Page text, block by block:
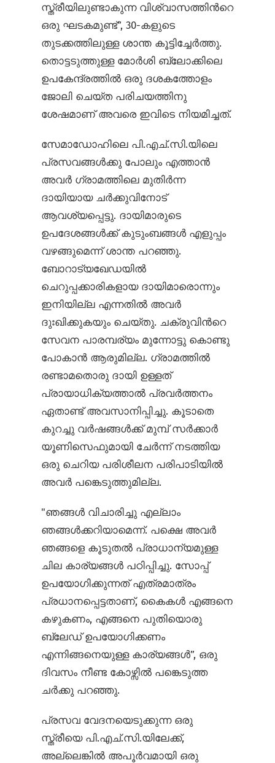
സ്ത്രീയിലുണ്ടാകുന്ന വിശ്വാസത്തിന്‍റെ
ഒരു ഘടകമുണ്ട്”, 30-കളുടെ
തുടക്കത്തിലുള്ള ശാന്ത കൂട്ടിച്ചേർത്തു.
തൊട്ടടുത്തുള്ള മോർശി ബ്ലോക്കിലെ
ഉപകേന്ദ്രത്തിൽ ഒരു ദശകത്തോളം
ജോലി ചെയ്ത പരിചയത്തിനു
ശേഷമാണ് അവരെ ഇവിടെ നിയമിച്ചത്.
സേമാഡോഹിലെ പി.എച്.സി.യിലെ
പ്രസവങ്ങൾക്കു പോലും എത്താൻ
അവർ ഗ്രാമത്തിലെ മുതിർന്ന
ദായിയായ ചര്‍ക്കുവിനോട്
ആവശ്യപ്പെട്ടു. ദായിമാരുടെ
ഉപദേശങ്ങൾക്ക് കുടുംബങ്ങൾ എളുപ്പം
വഴങ്ങുമെന്ന് ശാന്ത പറഞ്ഞു.
ബോറാട്യഖേഡയിൽ
ചെറുപ്പക്കാരികളായ ദായിമാരൊന്നും
ഇനിയില്ല എന്നതിൽ അവർ
ദുഃഖിക്കുകയും ചെയ്തു. ചക്രുവിന്‍റെ
സേവന പാരമ്പര്യം മുന്നോട്ടു കൊണ്ടു
പോകാൻ ആരുമില്ല. ഗ്രാമത്തിൽ
രണ്ടാമതൊരു ദായി ഉള്ളത്
പ്രായാധിക്യത്താൽ പ്രവർത്തനം
ഏതാണ്ട് അവസാനിപ്പിച്ചു. കൂടാതെ
കുറച്ചു വർഷങ്ങൾക്ക് മുമ്പ് സർക്കാർ
യൂണിസെഫുമായി ചേർന്ന് നടത്തിയ
ഒരു ചെറിയ പരിശീലന പരിപാടിയിൽ
അവർ പങ്കെടുത്തുമില്ല.
"ഞങ്ങൾ വിചാരിച്ചു എല്ലാം
ഞങ്ങൾക്കറിയാമെന്ന്. പക്ഷെ അവർ
ഞങ്ങളെ കൂടുതൽ പ്രാധാന്യമുള്ള
ചില കാര്യങ്ങൾ പഠിപ്പിച്ചു. സോപ്പ്
ഉപയോഗിക്കുന്നത് എത്രമാത്രം
പ്രധാനപ്പെട്ടതാണ്, കൈകൾ എങ്ങനെ
കഴുകണം, എങ്ങനെ പുതിയൊരു
ബ്ലേഡ് ഉപയോഗിക്കണം
എന്നിങ്ങനെയുള്ള കാര്യങ്ങൾ”, ഒരു
ദിവസം നീണ്ട കോഴ്സിൽ പങ്കെടുത്ത
ചര്‍ക്കു പറഞ്ഞു.
പ്രസവ വേദനയെടുക്കുന്ന ഒരു
സ്ത്രീയെ പി.എച്.സി.യിലേക്ക്,
അല്ലെങ്കിൽ അപൂർവമായി ഒരു